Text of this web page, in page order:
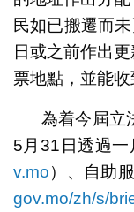
民如已搬遷而
日或之前作出
票地點，並能收
為着今屆立
5月31日透過
v.mo）、自助
gov.mo/zh/s/